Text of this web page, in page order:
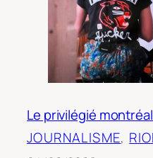
Le privilégié
JOURNALISME,